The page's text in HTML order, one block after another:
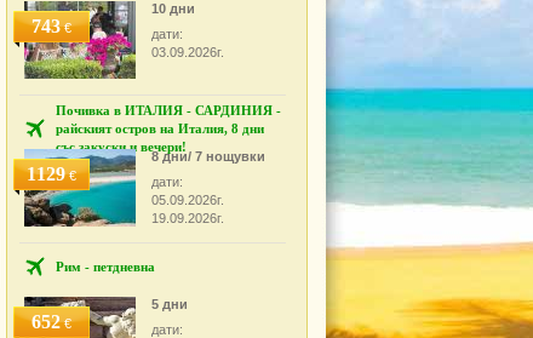
743€
10 дни
дати:
03.09.2026г.
Почивка в ИТАЛИЯ - САРДИНИЯ -
райският остров на Италия, 8 дни
със закуски и вечери!
1129€
8 дни/ 7 нощувки
дати:
05.09.2026г.
19.09.2026г.
Рим - петдневна
652€
5 дни
дати: